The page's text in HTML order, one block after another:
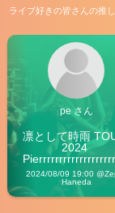
ライブ好きの皆さんの推
pe さん
凛として時雨
2024
Vibes
2024/08/09 19:00
Haneda